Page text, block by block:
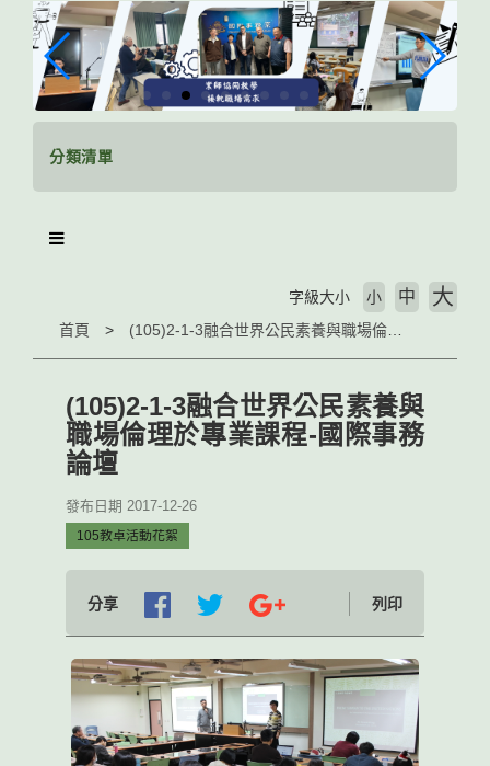
分類清單
首頁
字級大小 小 中 大
(105)2-1-3融合世界公民素養與
職場倫理於專業課程-國際事務
論壇
發布日期 2017-12-26
105教卓活動花絮
分享 列印